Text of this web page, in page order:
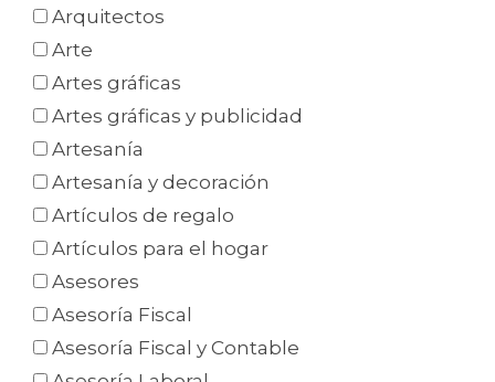
Arquitectos
Arte
Artes gráficas
Artes gráficas y publicidad
Artesanía
Artesanía y decoración
Artículos de regalo
Artículos para el hogar
Asesores
Asesoría Fiscal
Asesoría Fiscal y Contable